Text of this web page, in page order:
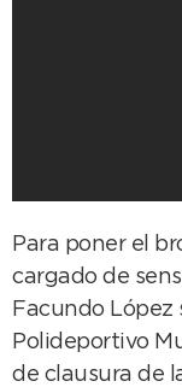
Para poner el
cargado de
Facundo López
Polideportivo
de clausura de